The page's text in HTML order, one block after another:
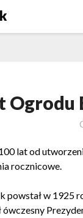
Ogrodu
lat od
rocznicowe.
powstał w 1925